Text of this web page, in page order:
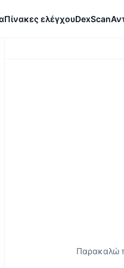
Πίνακες ελέγχουDexScan
Παρακαλώ